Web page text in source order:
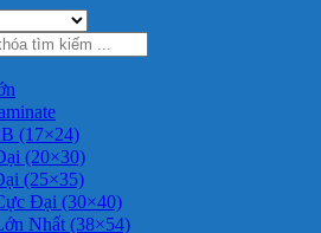
(17×24)
(20×30)
(25×35)
Đại (30×40)
Nhất (38×54)